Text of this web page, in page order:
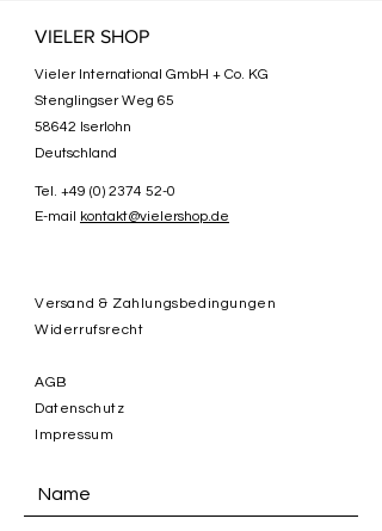
VIELER SHOP
Vieler International GmbH + Co. KG
Stenglingser Weg 65
58642 Iserlohn
Deutschland
Tel. +49 (0) 2374 52-0
E-mail
kontakt@vielershop.de
Versand & Zahlungsbedingungen
Widerrufsrecht
AGB
Datenschutz
Impressum